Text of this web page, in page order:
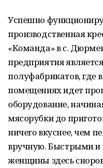
Успешно
производственная
«Команда» в с.
предприятия
полуфабрикатов, где
помещениях идет
оборудование,
мясорубки до
ничего вкуснее, чем
вручную. Быстрыми
женщины здесь